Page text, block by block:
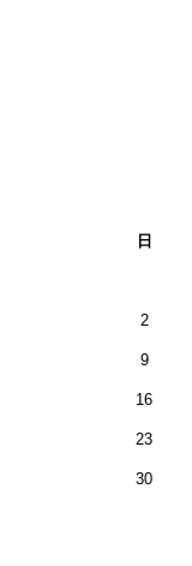
日
2
9
16
23
30